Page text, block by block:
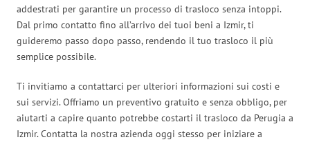
addestrati per garantire un processo di trasloco senza intoppi.
Dal primo contatto fino all’arrivo dei tuoi beni a Izmir, ti
guideremo passo dopo passo, rendendo il tuo trasloco il più
semplice possibile.
Ti invitiamo a contattarci per ulteriori informazioni sui costi e
sui servizi. Offriamo un preventivo gratuito e senza obbligo, per
aiutarti a capire quanto potrebbe costarti il trasloco da Perugia a
Izmir. Contatta la nostra azienda oggi stesso per iniziare a